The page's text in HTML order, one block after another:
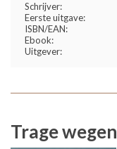
Schrijver:
Eerste uitgave:
ISBN/EAN:
Ebook:
Uitgever:
Trage wegen